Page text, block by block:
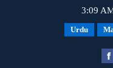
3:09
Urdu